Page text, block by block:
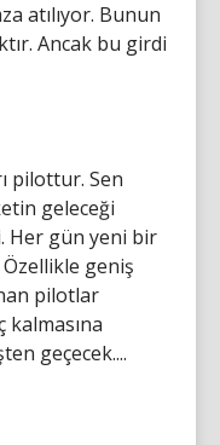
atılıyor. Bunun
Ancak bu girdi
pilottur. Sen
geleceği
Her gün yeni bir
geniş
pilotlar
kalmasına
geçecek....